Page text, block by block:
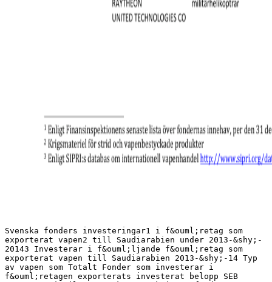
Svenska fonders investeringar1 i f&ouml;retag som
exporterat vapen2 till Saudiarabien under 2013-&shy;‐
20143 Investerar i f&ouml;ljande f&ouml;retag som
exporterat vapen till Saudiarabien 2013-&shy;‐14 Typ
av vapen som Totalt Fonder som investerar i
f&ouml;retagen exporterats investerat belopp SEB